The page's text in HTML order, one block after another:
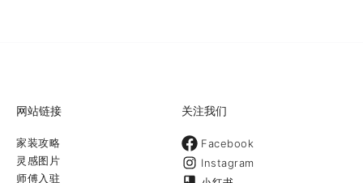
网站链接
家装攻略
灵感图片
师傅入驻
关注我们
Facebook
Instagram